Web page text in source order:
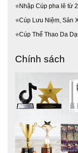
⭐Nhập Cúp pha lê từ
⭐Cúp Lưu Niệm, Sản
⭐Cúp Thể Thao Da
Chính sách